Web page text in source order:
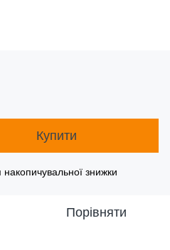
Купити
знижки
Порівняти